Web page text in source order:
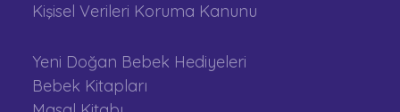
Kişisel Verileri Koruma Kanunu
Yeni Doğan Bebek Hediyeleri
Bebek Kitapları